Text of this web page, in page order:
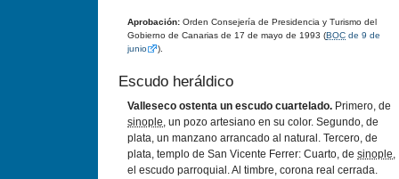
Aprobación: Orden Consejerí­a de Presidencia y Turismo del
Gobierno de Canarias de 17 de mayo de 1993 (BOC de 9 de
junio
).
Escudo heráldico
Valleseco ostenta un escudo cuartelado. Primero, de
sinople, un pozo artesiano en su color. Segundo, de
plata, un manzano arrancado al natural. Tercero, de
plata, templo de San Vicente Ferrer: Cuarto, de sinople,
el escudo parroquial. Al timbre, corona real cerrada.